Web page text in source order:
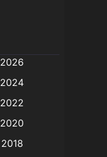
2026
2024
2022
2020
2018